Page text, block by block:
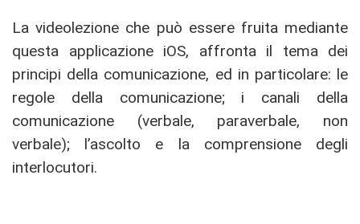
La videolezione che può essere fruita mediante
questa applicazione iOS, affronta il tema dei
principi della comunicazione, ed in particolare: le
regole della comunicazione; i canali della
comunicazione (verbale, paraverbale, non
verbale); l’ascolto e la comprensione degli
interlocutori.